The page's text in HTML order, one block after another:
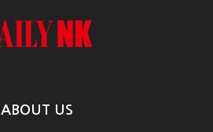
ABOUT US